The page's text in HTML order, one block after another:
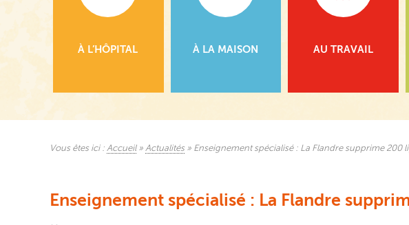
À L’HÔPITAL À LA MAISON AU TRAVAIL
Vous êtes ici : Accueil» Actualités » Enseignement spécialisé : La Flandre supprime 200
Enseignement spécialisé : La Flandre